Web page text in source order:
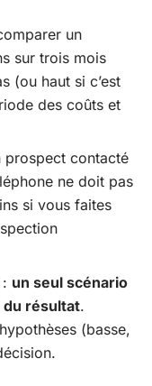
un
sur trois mois
(ou haut si c’est
des coûts et
prospect contacté
ne doit pas
si vous faites
un seul scénario
du résultat.
(basse,